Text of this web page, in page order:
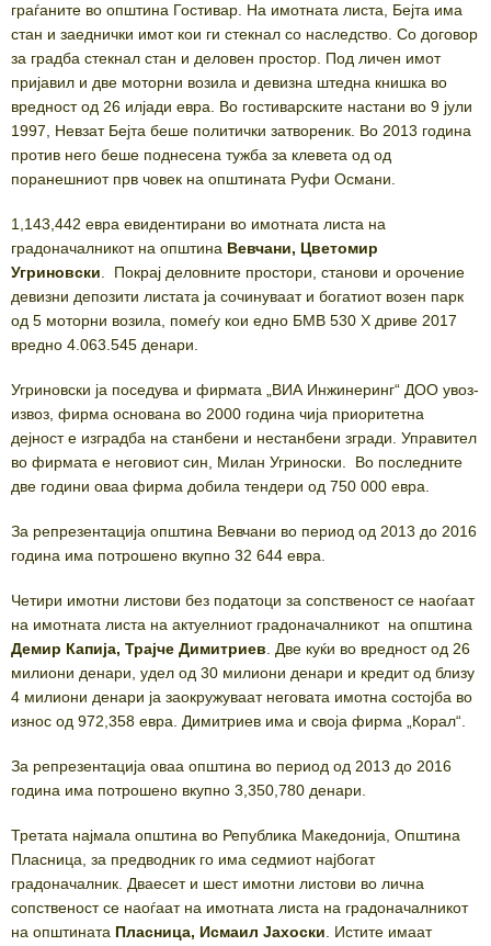
граѓаните во општина Гостивар. На имотната листа, Бејта има
стан и заеднички имот кои ги стекнал со наследство. Со договор
за градба стекнал стан и деловен простор. Под личен имот
пријавил и две моторни возила и девизна штедна книшка во
вредност од 26 илјади евра. Во гостиварските настани во 9 јули
1997, Невзат Бејта беше политички затвореник. Во 2013 година
против него беше поднесена тужба за клевета од од
поранешниот прв човек на општината Руфи Османи.
1,143,442 евра евидентирани во имотната листа на
градоначалникот на општина Вевчани, Цветомир
Угриновски . Покрај деловните простори, станови и орочение
девизни депозити листата ја сочинуваат и богатиот возен парк
од 5 моторни возила, помеѓу кои едно БМВ 530 Х дриве 2017
вредно 4.063.545 денари.
Угриновски ja поседува и фирмата „ВИА Инжинеринг“ ДОО увоз-
извоз, фирма основана во 2000 година чија приоритетна
дејност е изградба на станбени и нестанбени згради. Управител
во фирмата е неговиот син, Милан Угриноски. Во последните
две години оваа фирма добила тендери од 750 000 евра.
За репрезентација општина Вевчани во период од 2013 до 2016
година има потрошено вкупно 32 644 евра.
Четири имотни листови без податоци за сопственост се наоѓаат
на имотната листа на актуелниот градоначалникот на општина
Демир Капија, Трајче Димитриев . Две куќи во вредност од 26
милиони денари, удел од 30 милиони денари и кредит од близу
4 милиони денари ја заокружуваат неговата имотна состојба во
износ од 972,358 евра. Димитриев има и своја фирма „Корал“.
За репрезентација оваа општина во период од 2013 до 2016
година има потрошено вкупно 3,350,780 денари.
Третата најмала општина во Република Македонија, Општина
Пласница, за предводник го има седмиот најбогат
градоначалник. Дваесет и шест имотни листови во лична
сопственост се наоѓаат на имотната листа на градоначалникот
на општината Пласница, Исмаил Јахоски . Истите имаат